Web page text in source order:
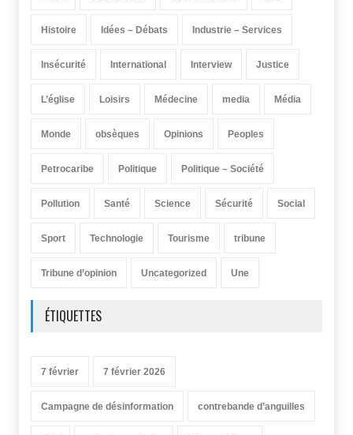
Histoire Idées – Débats Industrie – Services
Insécurité International Interview Justice
L’église Loisirs Médecine media Média
Monde obsèques Opinions Peoples
Petrocaribe Politique Politique – Société
Pollution Santé Science Sécurité Social
Sport Technologie Tourisme tribune
Tribune d’opinion Uncategorized Une
ÉTIQUETTES
7 février 7 février 2026
Campagne de désinformation contrebande d’anguilles